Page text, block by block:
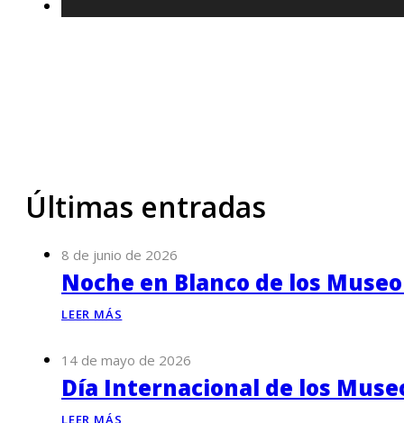
Últimas entradas
8 de junio de 2026
Noche en Blanco de los
LEER MÁS
14 de mayo de 2026
Día Internacional de los
LEER MÁS